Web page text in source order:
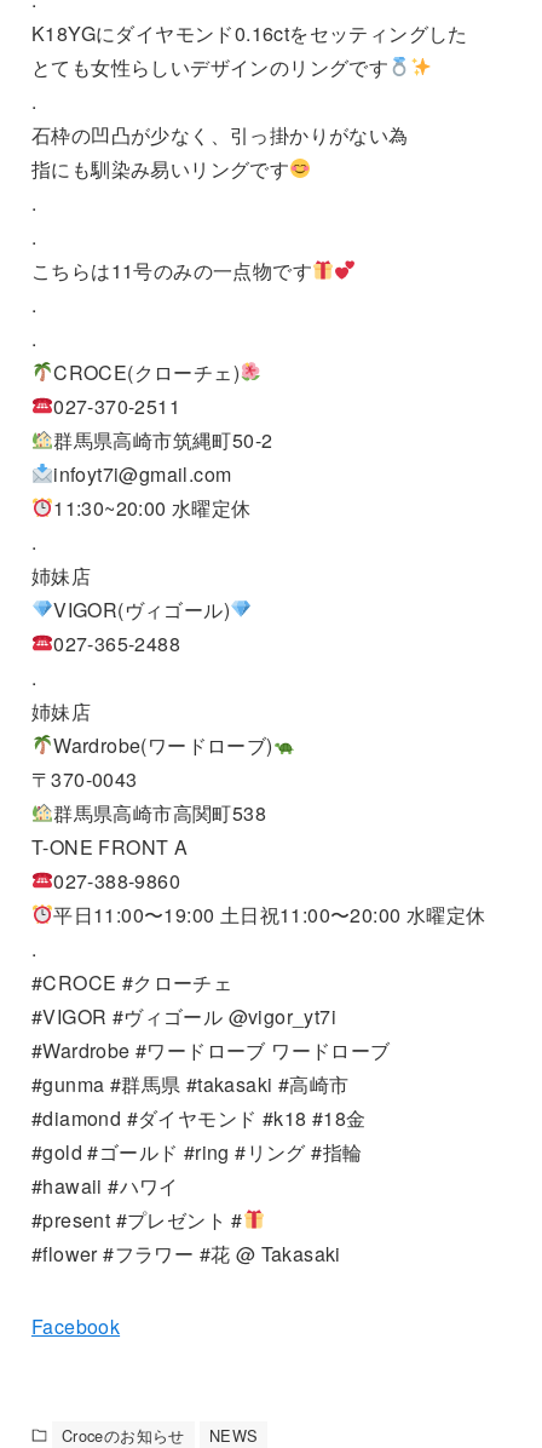
K18YGにダイヤモンド0.16ctをセッティングした
とても女性らしいデザインのリングです
.
石枠の凹凸が少なく、引っ掛かりがない為
指にも馴染み易いリングです
.
.
こちらは11号のみの一点物です
.
.
CROCE(クローチェ)
027-370-2511
群馬県高崎市筑縄町50-2
infoyt7i@gmail.com
11:30~20:00 水曜定休
.
姉妹店
VIGOR(ヴィゴール)
027-365-2488
.
姉妹店
Wardrobe(ワードローブ)
〒370-0043
群馬県高崎市高関町538
T-ONE FRONT A
027-388-9860
平日11:00〜19:00 土日祝11:00〜20:00 水曜定休
.
#CROCE #クローチェ
#VIGOR #ヴィゴール @vigor_yt7i
#Wardrobe #ワードローブ ワードローブ
#gunma #群馬県 #takasaki #高崎市
#diamond #ダイヤモンド #k18 #18金
#gold #ゴールド #ring #リング #指輪
#hawaii #ハワイ
#present #プレゼント #
#flower #フラワー #花 @ Takasaki
Facebook
Croceのお知らせ NEWS